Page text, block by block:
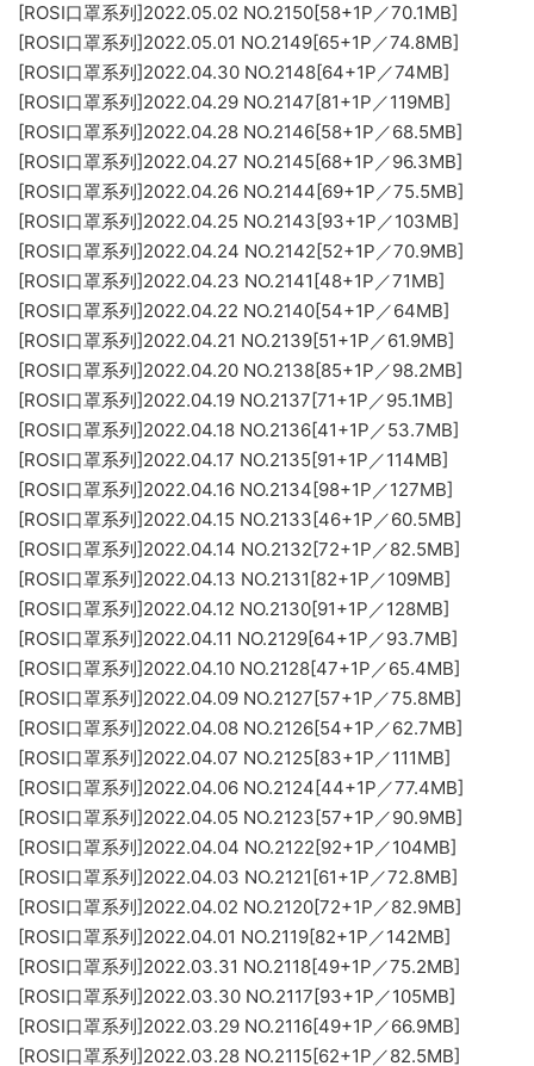
[ROSI口罩系列]2022.05.02 NO.2150[58+1P／70.1MB]
[ROSI口罩系列]2022.05.01 NO.2149[65+1P／74.8MB]
[ROSI口罩系列]2022.04.30 NO.2148[64+1P／74MB]
[ROSI口罩系列]2022.04.29 NO.2147[81+1P／119MB]
[ROSI口罩系列]2022.04.28 NO.2146[58+1P／68.5MB]
[ROSI口罩系列]2022.04.27 NO.2145[68+1P／96.3MB]
[ROSI口罩系列]2022.04.26 NO.2144[69+1P／75.5MB]
[ROSI口罩系列]2022.04.25 NO.2143[93+1P／103MB]
[ROSI口罩系列]2022.04.24 NO.2142[52+1P／70.9MB]
[ROSI口罩系列]2022.04.23 NO.2141[48+1P／71MB]
[ROSI口罩系列]2022.04.22 NO.2140[54+1P／64MB]
[ROSI口罩系列]2022.04.21 NO.2139[51+1P／61.9MB]
[ROSI口罩系列]2022.04.20 NO.2138[85+1P／98.2MB]
[ROSI口罩系列]2022.04.19 NO.2137[71+1P／95.1MB]
[ROSI口罩系列]2022.04.18 NO.2136[41+1P／53.7MB]
[ROSI口罩系列]2022.04.17 NO.2135[91+1P／114MB]
[ROSI口罩系列]2022.04.16 NO.2134[98+1P／127MB]
[ROSI口罩系列]2022.04.15 NO.2133[46+1P／60.5MB]
[ROSI口罩系列]2022.04.14 NO.2132[72+1P／82.5MB]
[ROSI口罩系列]2022.04.13 NO.2131[82+1P／109MB]
[ROSI口罩系列]2022.04.12 NO.2130[91+1P／128MB]
[ROSI口罩系列]2022.04.11 NO.2129[64+1P／93.7MB]
[ROSI口罩系列]2022.04.10 NO.2128[47+1P／65.4MB]
[ROSI口罩系列]2022.04.09 NO.2127[57+1P／75.8MB]
[ROSI口罩系列]2022.04.08 NO.2126[54+1P／62.7MB]
[ROSI口罩系列]2022.04.07 NO.2125[83+1P／111MB]
[ROSI口罩系列]2022.04.06 NO.2124[44+1P／77.4MB]
[ROSI口罩系列]2022.04.05 NO.2123[57+1P／90.9MB]
[ROSI口罩系列]2022.04.04 NO.2122[92+1P／104MB]
[ROSI口罩系列]2022.04.03 NO.2121[61+1P／72.8MB]
[ROSI口罩系列]2022.04.02 NO.2120[72+1P／82.9MB]
[ROSI口罩系列]2022.04.01 NO.2119[82+1P／142MB]
[ROSI口罩系列]2022.03.31 NO.2118[49+1P／75.2MB]
[ROSI口罩系列]2022.03.30 NO.2117[93+1P／105MB]
[ROSI口罩系列]2022.03.29 NO.2116[49+1P／66.9MB]
[ROSI口罩系列]2022.03.28 NO.2115[62+1P／82.5MB]